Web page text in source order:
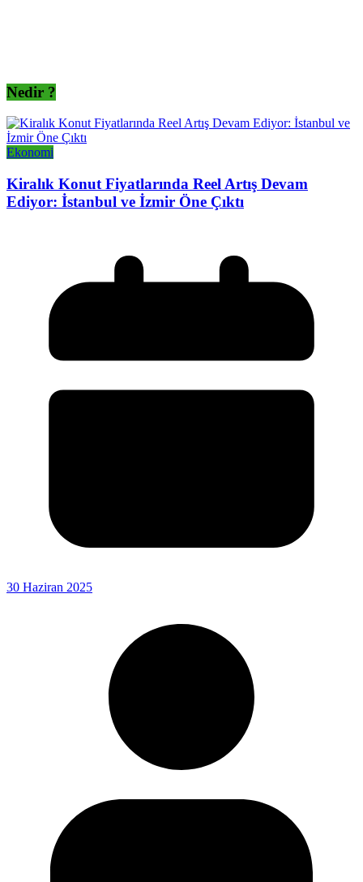
Nedir ?
Ekonomi
Kiralık Konut Fiyatlarında Reel Artış Devam
Ediyor: İstanbul ve İzmir Öne Çıktı
30 Haziran 2025